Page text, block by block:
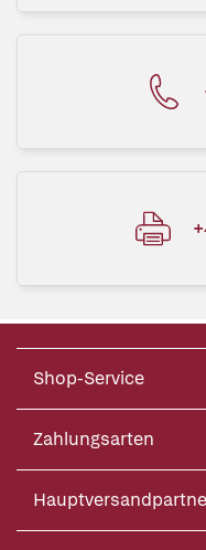
Shop-Service
Zahlungsarten